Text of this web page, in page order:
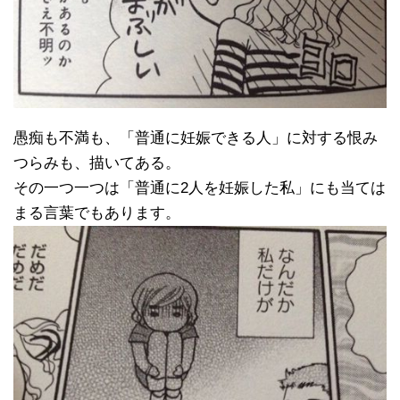
愚痴も不満も、「普通に妊娠できる人」に対する恨み
つらみも、描いてある。
その一つ一つは「普通に2人を妊娠した私」にも当ては
まる言葉でもあります。